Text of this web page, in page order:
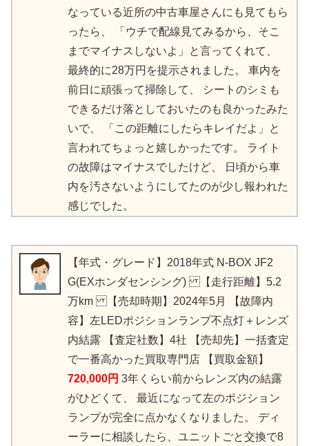
なっている近所の中古車屋さんにも見てもら
ったら、 「ウチで配線見てみるから、そこ
までマイナスしないよ」と言ってくれて、
最終的に28万円を提示されました。 車内を
前日に頑張って掃除して、 シートのシミも
できるだけ落としておいたのも良かったみた
いで、 「この距離にしたらキレイだよ」と
言われてちょっと嬉しかったです。 ライト
の故障はマイナスでしたけど、 日頃から車
内を汚さないようにしてたのが少し報われた
感じでした。
【年式・グレード】2018年式 N-BOX JF2
G(EXホンダセンシング) 【走行距離】5.2
万km 【売却時期】2024年5月 【故障内
容】左LEDポジションランプ不点灯＋レンズ
内結露 【査定社数】4社 【売却先】一括査定
で一番高かった買取専門店 【買取金額】
720,000円 3年くらい前からレンズ内の結露
がひどくて、 最近になって左のポジション
ランプが完全に点かなくなりました。 ディ
ーラーに相談したら、ユニットごと交換で8